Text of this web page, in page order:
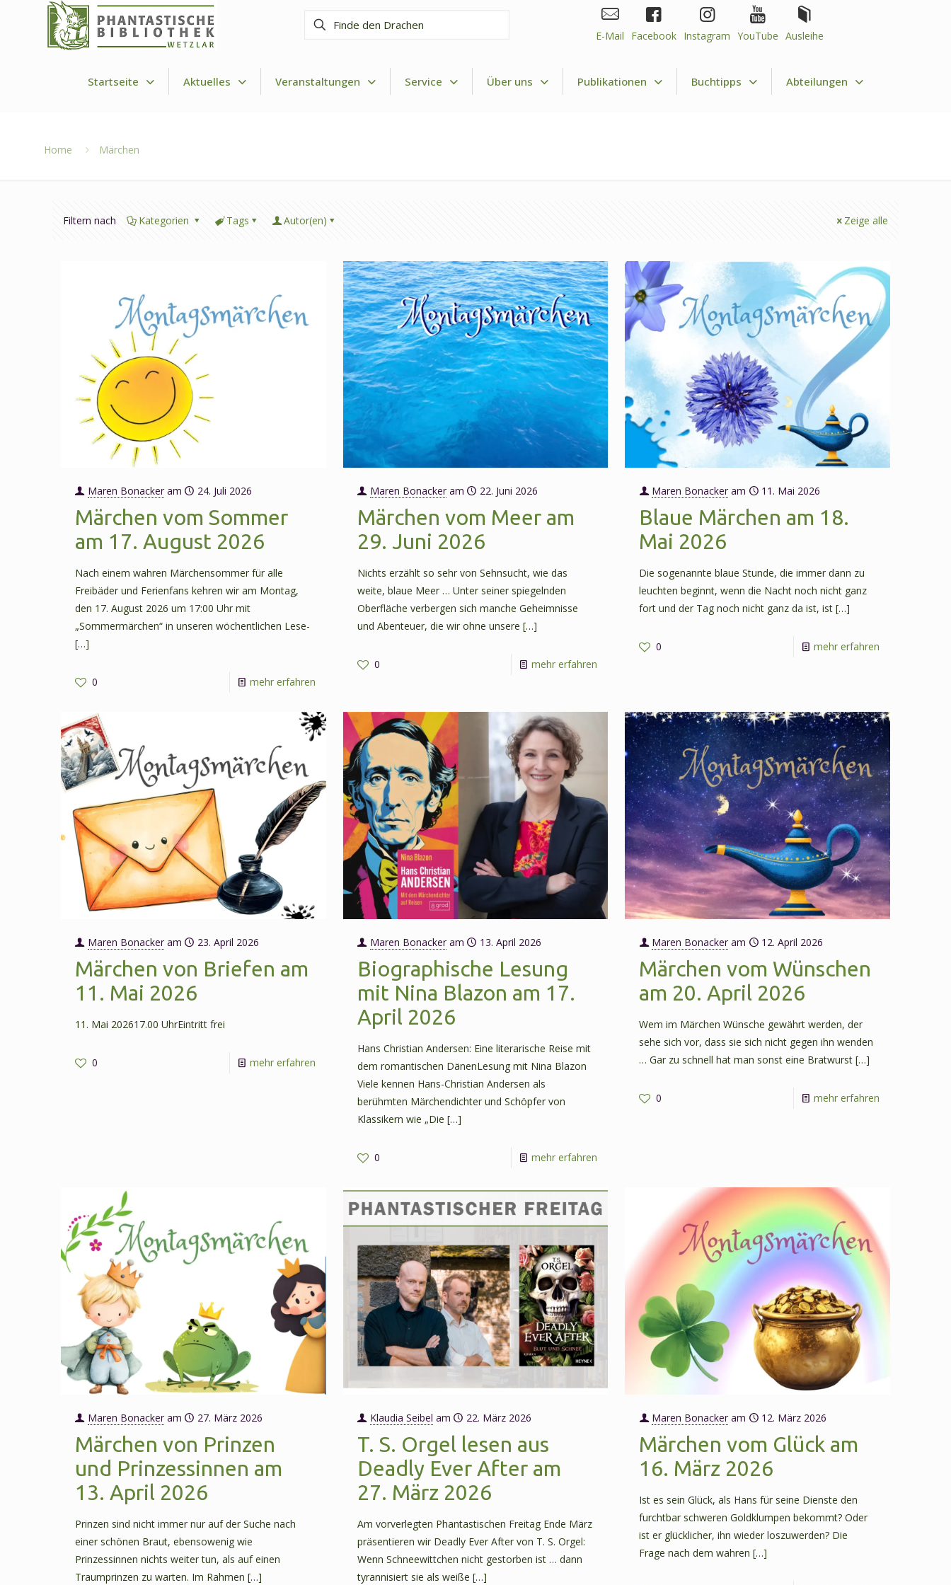
Finde
E-Mail Facebook Instagram YouTube Ausleihe
Startseite Aktuelles Veranstaltungen Service Über uns Publikationen Buchtipps Abteilungen
Home Märchen
Filtern nach Kategorien Tags Autor(en) Zeige alle
Maren Bonacker am 24. Juli 2026
Märchen vom Sommer
am 17. August 2026
Nach einem wahren Märchensommer für alle
Freibäder und Ferienfans kehren wir am Montag,
den 17. August 2026 um 17:00 Uhr mit
„Sommermärchen“ in unseren wöchentlichen Lese-
[…]
0 mehr erfahren-
vom
Sommer
17.
Maren Bonacker am 22. Juni 2026
Märchen vom Meer am
29. Juni 2026
Nichts erzählt so sehr von Sehnsucht, wie das
weite, blaue Meer … Unter seiner spiegelnden
Oberfläche verbergen sich manche Geheimnisse
und Abenteuer, die wir ohne unsere […]
0 mehr erfahren
2026
Maren Bonacker am 11. Mai 2026
Blaue Märchen am 18.
Mai 2026
Die sogenannte blaue Stunde, die immer dann zu
leuchten beginnt, wenn die Nacht noch nicht ganz
fort und der Tag noch nicht ganz da ist, ist […]
0 mehr erfahren-
am
18.
Mai
2026
Maren Bonacker am 23. April 2026
Märchen von Briefen am
11. Mai 2026
11. Mai 202617.00 UhrEintritt frei
0 mehr erfahren-
Maren Bonacker am 13. April 2026
Biographische Lesung
mit Nina Blazon am 17.
April 2026
Hans Christian Andersen: Eine literarische Reise mit
dem romantischen DänenLesung mit Nina Blazon
Viele kennen Hans-Christian Andersen als
berühmten Märchendichter und Schöpfer von
Klassikern wie „Die […]
0 mehr erfahren
Lesung
mit
Maren Bonacker am 12. April 2026
Märchen vom Wünschen
am 20. April 2026
Wem im Märchen Wünsche gewährt werden, der
sehe sich vor, dass sie sich nicht gegen ihn wenden
… Gar zu schnell hat man sonst eine Bratwurst […]
0 mehr erfahren-
2026
Maren Bonacker am 27. März 2026
Märchen von Prinzen
und Prinzessinnen am
13. April 2026
Prinzen sind nicht immer nur auf der Suche nach
einer schönen Braut, ebensowenig wie
Prinzessinnen nichts weiter tun, als auf einen
Traumprinzen zu warten. Im Rahmen […]
Klaudia Seibel am 22. März 2026
T. S. Orgel lesen aus
Deadly Ever After am
27. März 2026
Am vorverlegten Phantastischen Freitag Ende März
präsentieren wir Deadly Ever After von T. S. Orgel:
Wenn Schneewittchen nicht gestorben ist … dann
tyrannisiert sie als weiße […]
Maren Bonacker am 12. März 2026
Märchen vom Glück am
16. März 2026
Ist es sein Glück, als Hans für seine Dienste den
furchtbar schweren Goldklumpen bekommt? Oder
ist er glücklicher, ihn wieder loszuwerden? Die
Frage nach dem wahren […]